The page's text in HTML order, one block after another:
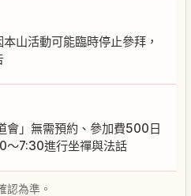
山活動可能臨時停止參拜，
會」無需預約、參加費500日
～7:30進行坐禪與法話
認為準。